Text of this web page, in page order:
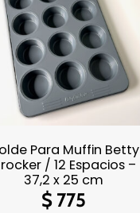
Para Muffin Betty
/ 12 Espacios –
37,2 x 25 cm
$775